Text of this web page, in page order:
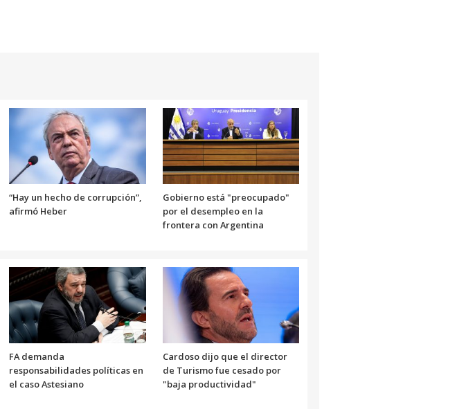
“Hay un hecho de corrupción”,
afirmó Heber
Gobierno está "preocupado"
por el desempleo en la
frontera con Argentina
FA demanda
responsabilidades políticas en
el caso Astesiano
Cardoso dijo que el director
de Turismo fue cesado por
"baja productividad"